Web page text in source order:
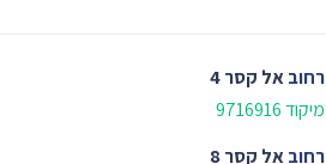
רחובאל קסר 4
מיקוד 9716916
רחובאל קסר 8